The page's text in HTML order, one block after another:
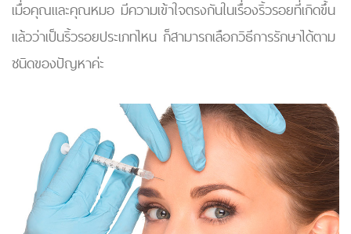
เมื่อคุณและคุณหมอ มีความเข้าใจตรงกันในเรื่องริ้วรอยที่เกิดขึ้น
แล้วว่าเป็นริ้วรอยประเภทไหน ก็สามารถเลือกวิธีการรักษาได้ตาม
ชนิดของปัญหาค่ะ